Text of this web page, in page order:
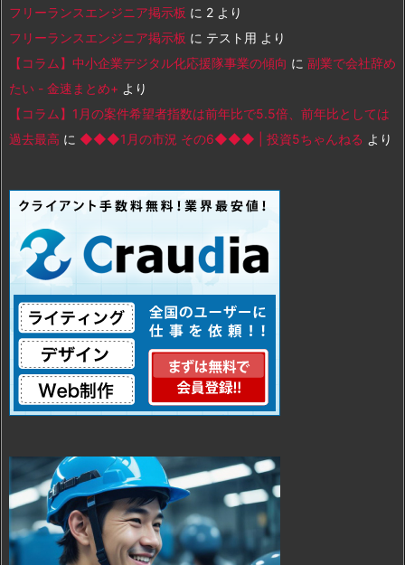
フリーランスエンジニア掲示板 に 2 より
フリーランスエンジニア掲示板 に テスト用 より
【コラム】中小企業デジタル化応援隊事業の傾向 に 副業で会社辞め
たい - 金速まとめ+ より
【コラム】1月の案件希望者指数は前年比で5.5倍、前年比としては
過去最高 に ◆◆◆1月の市況 その6◆◆◆ | 投資5ちゃんねる より